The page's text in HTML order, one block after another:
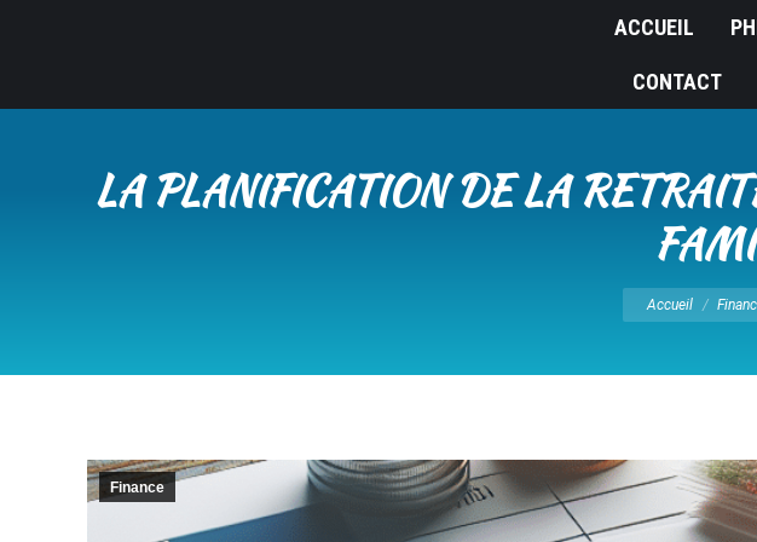
ACCUEIL
CONTACT
LA PLANIFICATION DE LA
Vous êtes ici :
Accueil
Finance